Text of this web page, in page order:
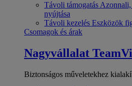
Távoli támogatás Azonnali,
nyújtása
Távoli kezelés Eszközök
Csomagok és árak
Nagyvállalat
Biztonságos műveletekhez